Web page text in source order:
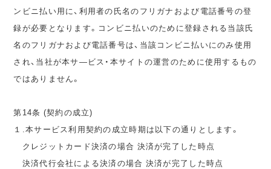
ンビニ払い用に、利用者の氏名のフリガナおよび電話番号の登
録が必要となります。コンビニ払いのために登録される当該氏
名のフリガナおよび電話番号は、当該コンビニ払いにのみ使用
され、当社が本サ―ビス・本サイトの運営のために使用するもの
ではありません。
第14条 (契約の成立)
１.本サービス利用契約の成立時期は以下の通りとします。
クレジットカード決済の場合 決済が完了した時点
決済代行会社による決済の場合 決済が完了した時点